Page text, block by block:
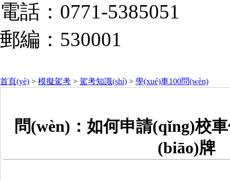
電話：0771-5385051
郵編：530001
首頁(yè) > 模擬駕考 > 駕考知識(shí) > 學(xué)車100問(wèn)
問(wèn)：如何申請(qǐng)校
(biāo)牌